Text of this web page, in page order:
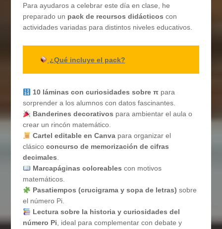
Para ayudaros a celebrar este día en clase, he
preparado un pack de recursos didácticos con
actividades variadas para distintos niveles educativos.
¿Qué incluye el pack?
10 láminas con curiosidades sobre π para
sorprender a los alumnos con datos fascinantes.
Banderines decorativos para ambientar el aula o
crear un rincón matemático.
Cartel editable en Canva para organizar el
clásicoconcurso de memorización de cifras
decimales.
Marcapáginas coloreables con motivos
matemáticos.
Pasatiempos (crucigrama y sopa de letras) sobre
el número Pi.
Lectura sobre la historia y curiosidades del
número Pi, ideal para complementar con debate y